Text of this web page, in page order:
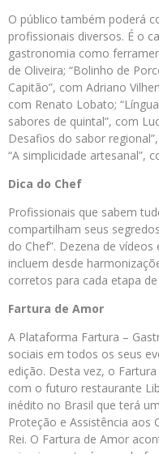
O público também poderá
profissionais diversos. É o
gastronomia como
de Oliveira; “Bolinho de
Capitão”, com Adriano
com Renato Lobato;
sabores de quintal”, com
Desafios do sabor
“A simplicidade artesanal”,
Dica do Chef
Profissionais que sabem
compartilham seus
do Chef”. Dezena de
incluem desde
corretos para cada etapa
Fartura de Amor
A Plataforma Fartura –
sociais em todos os seus
edição. Desta vez, o
com o futuro restaurante
inédito no Brasil que terá
Proteção e Assistência aos
Rei. O Fartura de Amor